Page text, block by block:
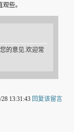
些。
的意见.欢迎常
28 13:31:43 回复该留言